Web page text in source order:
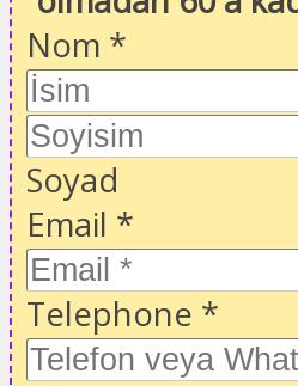
Nom *
Soyad
Email *
Telephone *